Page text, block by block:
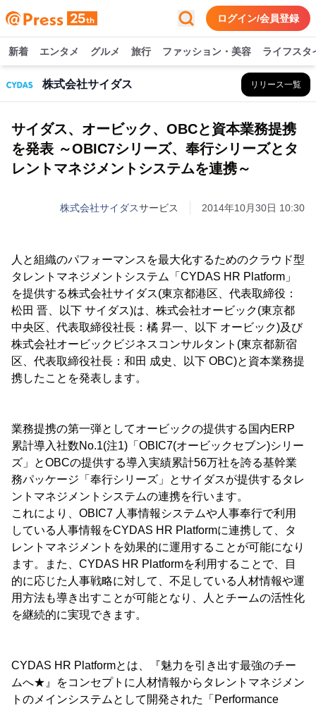
ログイン/会員登録
新着 エンタメ グルメ 旅行 ファッション・美容 ライフスタ
株式会社サイダス リリース一覧
サイダス、オービック、OBCと資本業務提携
を発表 ～OBIC7シリーズ、奉行シリーズとタ
レントマネジメントシステムを連携～
株式会社サイダスサービス 2014年10月30日 10:30
人と組織のパフォーマンスを最大化するためのクラウド型
タレントマネジメントシステム「CYDAS HR Platform」
を提供する株式会社サイダス(東京都港区、代表取締役：
松田 晋、以下 サイダス)は、株式会社オービック(東京都
中央区、代表取締役社長：橘 昇一、以下 オービック)及び
株式会社オービックビジネスコンサルタント(東京都新宿
区、代表取締役社長：和田 成史、以下 OBC)と資本業務提
携したことを発表します。
業務提携の第一弾としてオービックの提供する国内ERP
累計導入社数No.1(注1)「OBIC7(オービックセブン)シリー
ズ」とOBCの提供する導入実績累計56万社を誇る基幹業
務パッケージ「奉行シリーズ」とサイダスが提供するタレ
ントマネジメントシステムの連携を行います。
これにより、OBIC7 人事情報システムや人事奉行で利用
している人事情報をCYDAS HR Platformに連携して、タ
レントマネジメントを効果的に運用することが可能になり
ます。また、CYDAS HR Platformを利用することで、目
的に応じた人事戦略に対して、不足している人材情報や運
用方法も導き出すことが可能となり、人とチームの活性化
を継続的に実現できます。
CYDAS HR Platformとは、『魅力を引き出す最強のチー
ムへ★』をコンセプトに人材情報からタレントマネジメン
トのメインシステムとして開発された「Performance